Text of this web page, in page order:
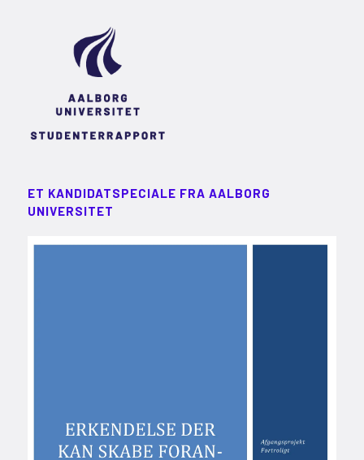
ET KANDIDATSPECIALE FRA AALBORG
UNIVERSITET